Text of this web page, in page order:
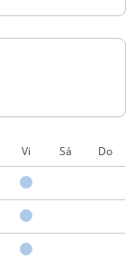
Vi Sá Do